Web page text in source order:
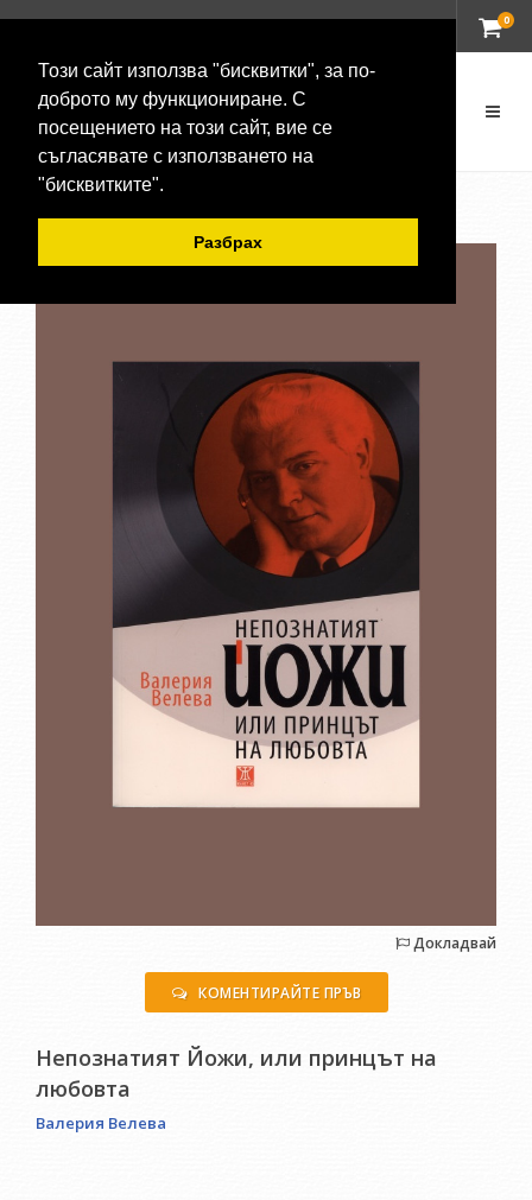
Този сайт използва "бисквитки", за по-
доброто му функциониране. С
посещението на този сайт, вие се
съгласявате с използването на
"бисквитките".
Разбрах
0
-20 %
Докладвай
КОМЕНТИРАЙТЕ ПРЪВ
Непознатият Йожи, или принцът на
любовта
Валерия Велева